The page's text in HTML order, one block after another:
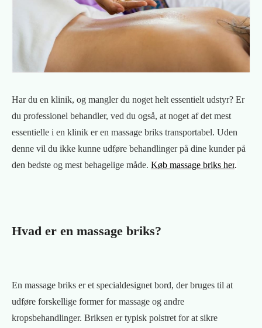
Har du en klinik, og mangler du noget helt essentielt udstyr? Er
du professionel behandler, ved du også, at noget af det mest
essentielle i en klinik er en massage briks transportabel. Uden
denne vil du ikke kunne udføre behandlinger på dine kunder på
den bedste og mest behagelige måde. Køb massage briks her.
Hvad er en massage briks?
En massage briks er et specialdesignet bord, der bruges til at
udføre forskellige former for massage og andre
kropsbehandlinger. Briksen er typisk polstret for at sikre